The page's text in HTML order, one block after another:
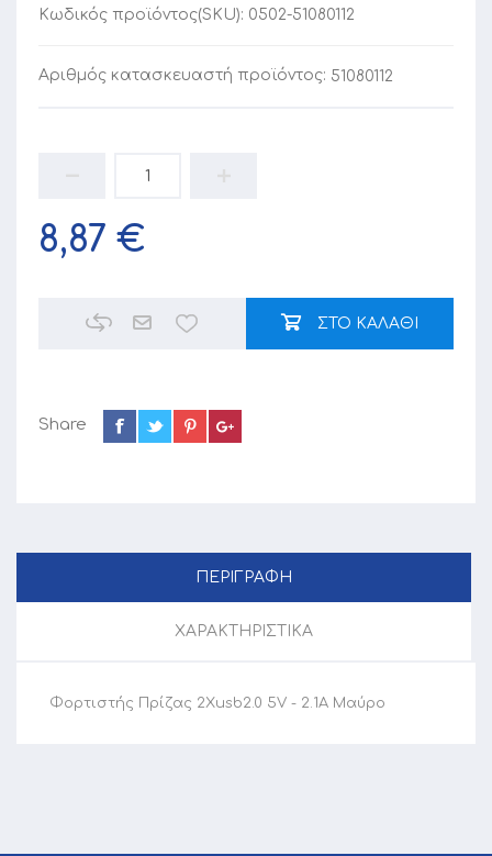
Κωδικός προϊόντος(SKU): 0502-51080112
Αριθμός κατασκευαστή προϊόντος: 51080112
8,87 €
ΣΤΟ ΚΑΛΑΘΙ
Share
ΠΕΡΙΓΡΑΦΗ
ΧΑΡΑΚΤΗΡΙΣΤΙΚΑ
Φορτιστής Πρίζας 2Xusb2.0 5V - 2.1A Μαύρο